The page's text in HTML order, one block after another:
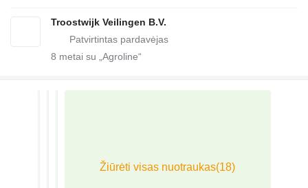
Troostwijk Veilingen B.V.
8 metai su „Agroline“